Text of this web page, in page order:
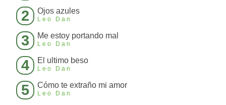
2 Ojos azules
Leo Dan
3 Me estoy portando mal
Leo Dan
4 El ultimo beso
Leo Dan
5 Cómo te extraño mi amor
Leo Dan